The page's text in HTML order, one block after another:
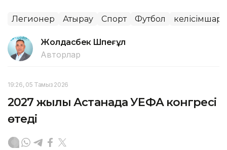
Легионер Атырау Спорт Футбол келісімшарт
Жолдасбек Шөпеғұл
Авторлар
19:26, 05 Тамыз 2026
2027 жылы Астанада УЕФА конгресі
өтеді